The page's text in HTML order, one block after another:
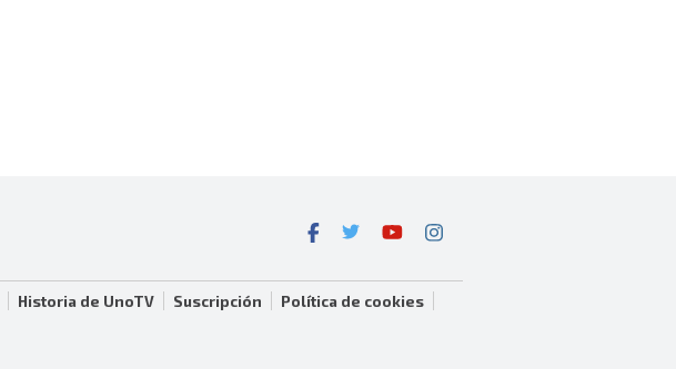
Historia de UnoTV Suscripción
Política de cookies